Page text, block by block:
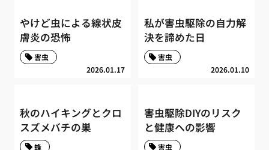
やけど虫による線状皮
膚炎の恐怖
2026.01.17
害虫
私が害虫駆除の自力解
決を諦めた日
2026.01.10
害虫
秋のハイキングとクロ
スズメバチの巣
蜂
害虫駆除DIYのリスク
と健康への影響
害虫